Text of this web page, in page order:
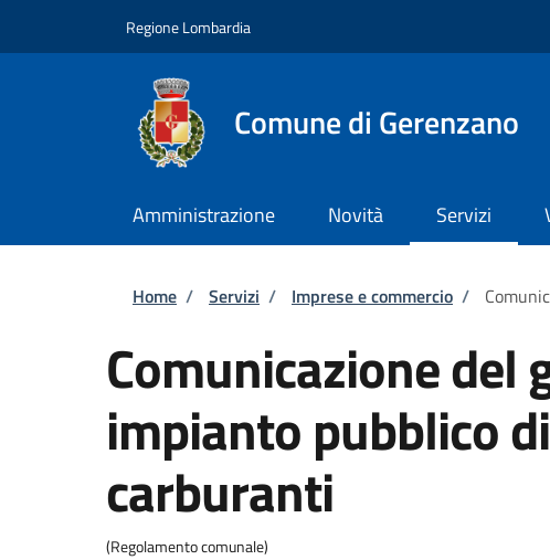
Regione Lombardia
Comune di Gerenzano
Amministrazione Novità Servizi
Briciole di pane
Home / Servizi / Imprese e commercio /
Comunicazione del
impianto pubblico
carburanti
(Regolamento comunale)